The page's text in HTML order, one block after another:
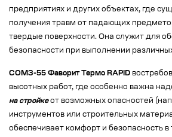
предприятиях и других объектах, где
получения травм от падающих
твердые поверхности. Она служит для
безопасности при выполнении
СОМЗ-55 Фаворит Термо RAPID
высотных работ, где особенно важна
на стройкеот возможных опасностей
инструментов или строительных
обеспечивает комфорт и безопасность в